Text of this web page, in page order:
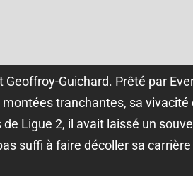
Guichard. Prêté par
montées tranchantes, sa
Ligue 2, il avait laissé un
suffi à faire décoller sa